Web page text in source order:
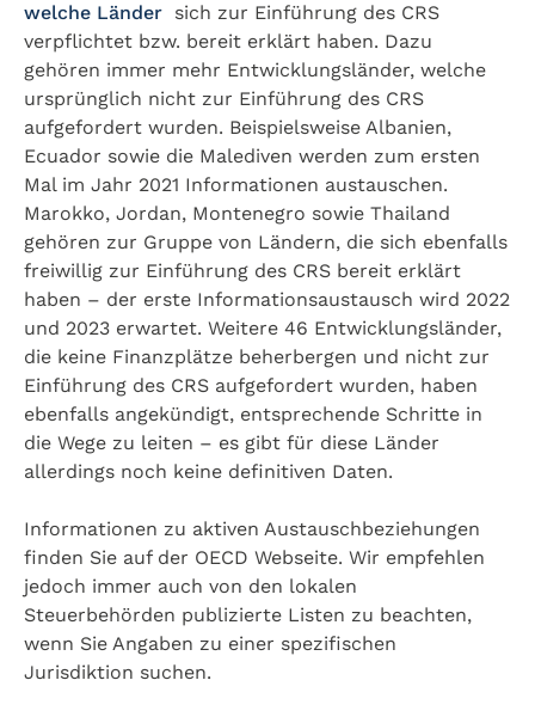
welche Länder sich zur Einführung des CRS
verpflichtet bzw. bereit erklärt haben. Dazu
gehören immer mehr Entwicklungsländer, welche
ursprünglich nicht zur Einführung des CRS
aufgefordert wurden. Beispielsweise Albanien,
Ecuador sowie die Malediven werden zum ersten
Mal im Jahr 2021 Informationen austauschen.
Marokko, Jordan, Montenegro sowie Thailand
gehören zur Gruppe von Ländern, die sich ebenfalls
freiwillig zur Einführung des CRS bereit erklärt
haben – der erste Informationsaustausch wird 2022
und 2023 erwartet. Weitere 46 Entwicklungsländer,
die keine Finanzplätze beherbergen und nicht zur
Einführung des CRS aufgefordert wurden, haben
ebenfalls angekündigt, entsprechende Schritte in
die Wege zu leiten – es gibt für diese Länder
allerdings noch keine definitiven Daten.
Informationen zu aktiven Austauschbeziehungen
finden Sie auf der OECD Webseite. Wir empfehlen
jedoch immer auch von den lokalen
Steuerbehörden publizierte Listen zu beachten,
wenn Sie Angaben zu einer spezifischen
Jurisdiktion suchen.